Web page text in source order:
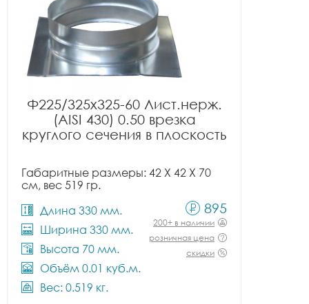
Ф225/325x325-60 Лист.нерж.
(AISI 430) 0.50 врезка
круглого сечения в плоскость
Габаритные размеры: 42 X 42 X 70
см, вес 519 гр.
Длина 330 мм.
Ширина 330 мм.
Высота 70 мм.
Объём 0.01 куб.м.
Вес: 0.519 кг.
895
200+ в наличии
розничная цена
скидки